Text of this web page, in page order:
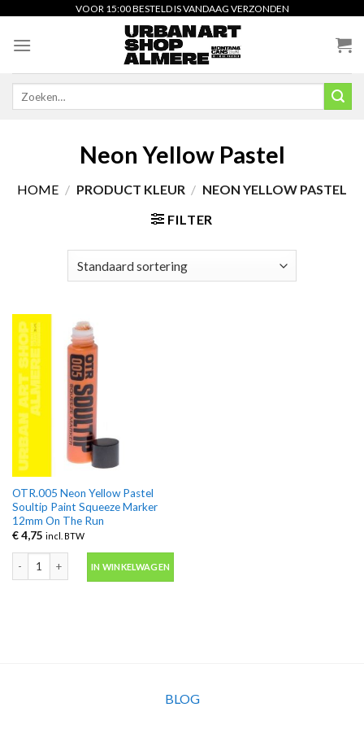
content
VOOR 15:00 BESTELD IS VANDAAG VERZONDEN
Neon Yellow Pastel
HOME / PRODUCT KLEUR / NEON YELLOW PASTEL
FILTER
OTR.005 Neon Yellow Pastel
Soultip Paint Squeeze Marker
12mm On The Run
€4,75 incl. BTW
OTR.005 Neon Yellow Pastel Soultip Paint Squeeze Marker 12mm On The
IN WINKELWAGEN
BLOG